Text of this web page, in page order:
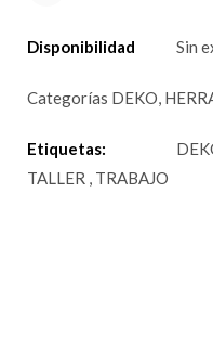
Disponibilidad Sin
Categorías DEKO,
Etiquetas:
TALLER , TRABAJO